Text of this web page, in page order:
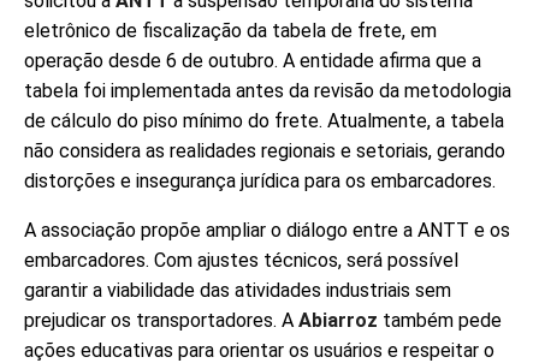
eletrônico de fiscalização da tabela de frete, em
operação desde 6 de outubro. A entidade afirma que a
tabela foi implementada antes da revisão da metodologia
de cálculo do piso mínimo do frete. Atualmente, a tabela
não considera as realidades regionais e setoriais, gerando
distorções e insegurança jurídica para os embarcadores.
A associação propõe ampliar o diálogo entre a ANTT e os
embarcadores. Com ajustes técnicos, será possível
garantir a viabilidade das atividades industriais sem
prejudicar os transportadores. A Abiarroz também pede
ações educativas para orientar os usuários e respeitar o